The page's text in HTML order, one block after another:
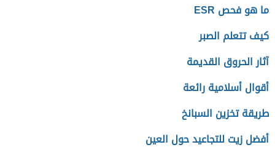
ما هو فحص ESR
كيف تتعلم الصبر
آثار الحروق القديمة
أقوال أسلامية رائعة
طريقة تخزين السبانخ
أفضل زيت للتجاعيد حول العين